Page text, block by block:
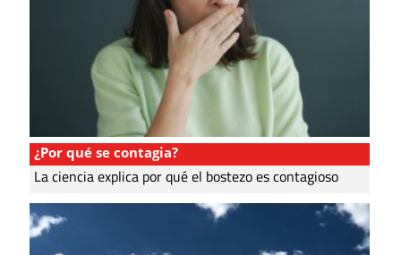
¿Por qué se contagia?
La ciencia explica por qué el bostezo es contagioso